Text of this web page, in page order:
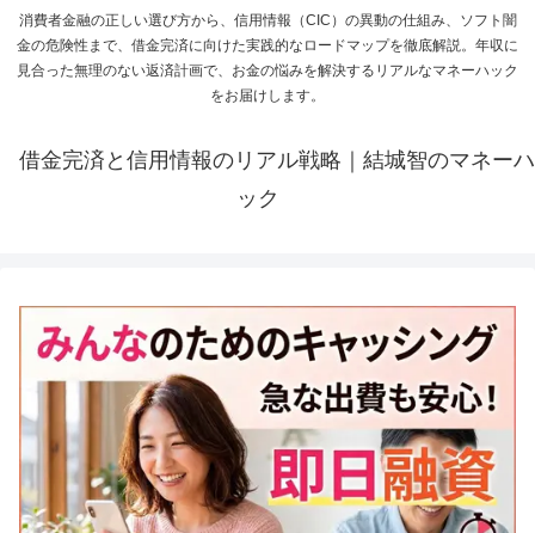
消費者金融の正しい選び方から、信用情報（CIC）の異動の仕組み、ソフト闇
金の危険性まで、借金完済に向けた実践的なロードマップを徹底解説。年収に
見合った無理のない返済計画で、お金の悩みを解決するリアルなマネーハック
をお届けします。
借金完済と信用情報のリアル戦略｜結城智のマネーハ
ック